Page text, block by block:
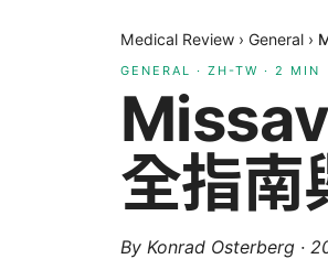
Medical Review › General ›
GENERAL · ZH-TW · 2 MIN
全指南
By Konrad Osterberg ·